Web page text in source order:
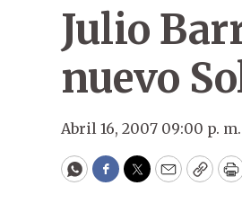
Julio
nuevo
Abril 16, 2007 09:00 p. m.
WhatsApp
Facebook
Twitter
EmailCopy